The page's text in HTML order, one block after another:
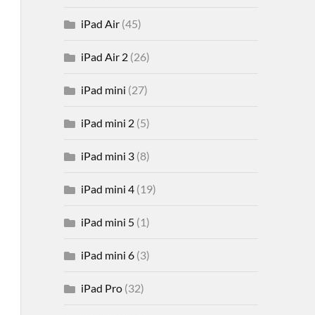
iPad Air(45)
iPad Air 2(26)
iPad mini (27)
iPad mini 2(5)
iPad mini 3(8)
iPad mini 4(19)
iPad mini 5(1)
iPad mini 6(3)
iPad Pro(32)